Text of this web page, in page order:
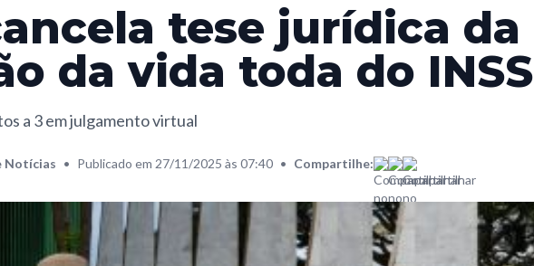
tese jurídica da
da vida toda do INSS
a 3 em julgamento virtual
Notícias • Publicado em 27/11/2025 às 07:40 • Compartilhe: